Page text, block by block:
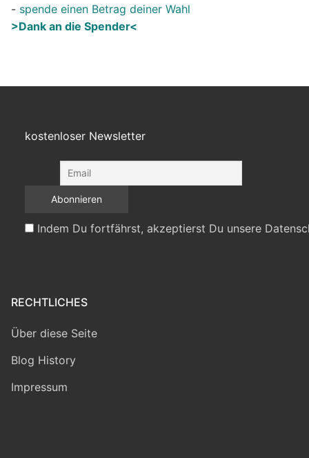
- spende einen Betrag deiner Wahl
>Dank an die Spender<
kostenloser Newsletter
Indem Du fortfährst, akzeptierst Du unsere
RECHTLICHES
Über diese Seite
Blog History
Impressum